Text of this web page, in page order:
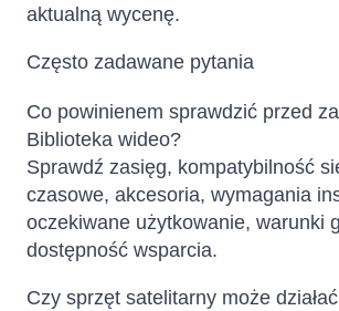
aktualną wycenę.
Często zadawane pytania
Co powinienem sprawdzić przed
Biblioteka wideo?
Sprawdź zasięg, kompatybilność
czasowe, akcesoria, wymagania
oczekiwane użytkowanie, warunki
dostępność wsparcia.
Czy sprzęt satelitarny może